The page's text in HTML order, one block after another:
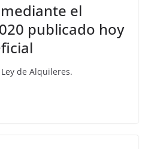
el
publicado hoy
de Alquileres.